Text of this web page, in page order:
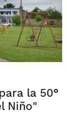
la 50°
Niño"